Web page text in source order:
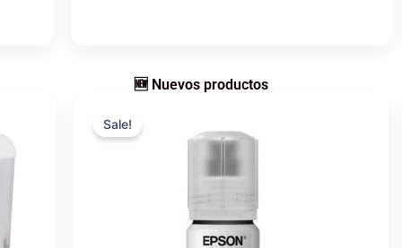
🆕 Nuevos productos
Sale!
price
price
$24.17.